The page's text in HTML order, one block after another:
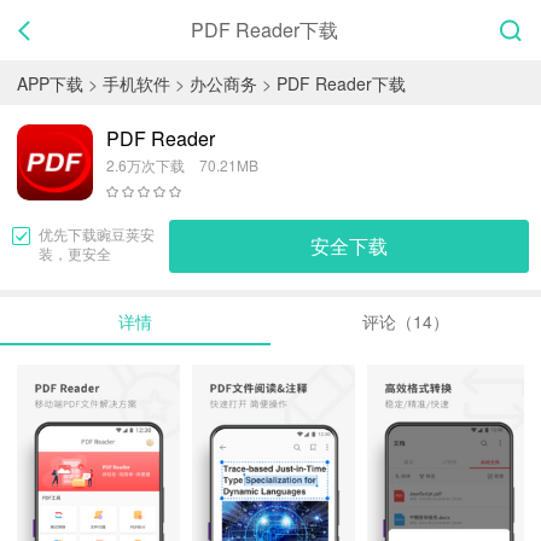
PDF Reader下载
APP下载 > 手机软件 > 办公商务 > PDF Reader下载
PDF Reader
2.6万次下载 70.21MB
优先下载豌豆荚安
装，更安全
安全下载
详情 评论（14）